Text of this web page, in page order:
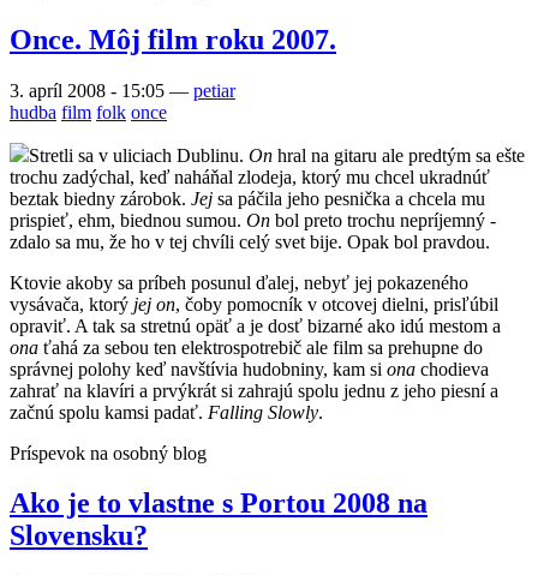
Once. Môj film roku 2007.
3. apríl 2008 - 15:05 — petiar
hudba film folk once
Stretli sa v uliciach Dublinu. On hral na gitaru ale predtým sa ešte
trochu zadýchal, keď naháňal zlodeja, ktorý mu chcel ukradnúť
beztak biedny zárobok. Jej sa páčila jeho pesnička a chcela mu
prispieť, ehm, biednou sumou. On bol preto trochu nepríjemný -
zdalo sa mu, že ho v tej chvíli celý svet bije. Opak bol pravdou.
Ktovie akoby sa príbeh posunul ďalej, nebyť jej pokazeného
vysávača, ktorý jej on, čoby pomocník v otcovej dielni, prisľúbil
opraviť. A tak sa stretnú opäť a je dosť bizarné ako idú mestom a
ona ťahá za sebou ten elektrospotrebič ale film sa prehupne do
správnej polohy keď navštívia hudobniny, kam si ona chodieva
zahrať na klavíri a prvýkrát si zahrajú spolu jednu z jeho piesní a
začnú spolu kamsi padať. Falling Slowly.
Príspevok na osobný blog
Ako je to vlastne s Portou 2008 na
Slovensku?